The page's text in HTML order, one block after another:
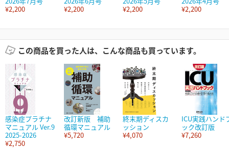
¥2,200
¥2,200
¥2,200
¥2,200
この商品を買った人は、こんな商品も買っています。
感染症プラチナ
マニュアル Ver.9
2025-2026
¥2,750
改訂新版 補助
循環マニュアル
¥5,720
終末期ディスカ
ッション
¥4,070
ICU実践ハンド
ック改訂版
¥7,260